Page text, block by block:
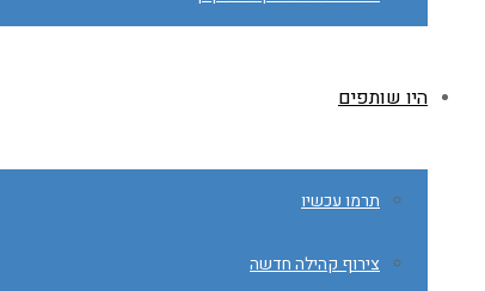
היו שותפים
תרמו עכשיו
צירוף קהילה חדשה